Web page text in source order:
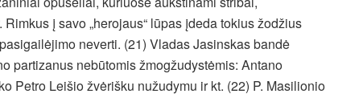
į savo „herojaus“ lūpas įdeda tokius žodžius
neverti. (21) Vladas Jasinskas bandė
partizanus nebūtomis žmogžudystėmis: Antano
Petro Leišio žvėrišku nužudymu ir kt. (22) P. Masilionio